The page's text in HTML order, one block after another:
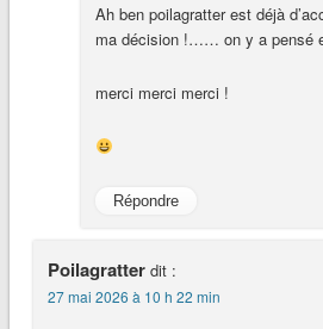
Ah ben poilagratter est déjà
ma décision !…… on y a pensé
merci merci merci !
Répondre
Poilagratter dit :
27 mai 2026 à 10 h 22 min